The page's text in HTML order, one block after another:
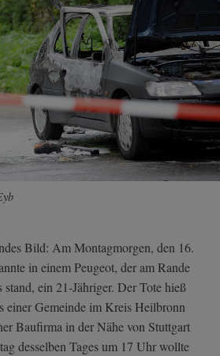
Bild: Am Montagmorgen, den 16.
in einem Peugeot, der am Rande
stand, ein 21-Jähriger. Der Tote hieß
einer Gemeinde im Kreis Heilbronn
Baufirma in der Nähe von Stuttgart
desselben Tages um 17 Uhr wollte